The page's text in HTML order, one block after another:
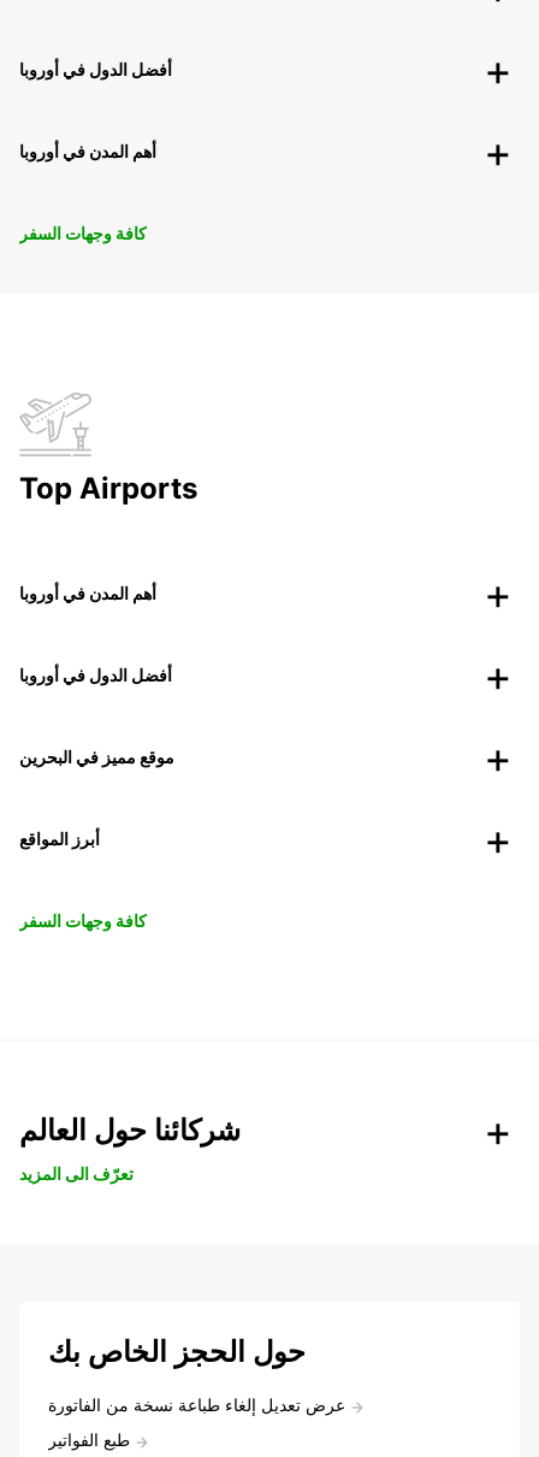
أفضل الدول في أوروبا
أهم المدن في أوروبا
كافة وجهات السفر
Top Airports
أهم المدن في أوروبا
أفضل الدول في أوروبا
موقع مميز في البحرين
أبرز المواقع
كافة وجهات السفر
شركائنا حول العالم
تعرّف الى المزيد
حول الحجز الخاص بك
عرض تعديل إلغاء طباعة نسخة من الفاتورة
طبع الفواتير